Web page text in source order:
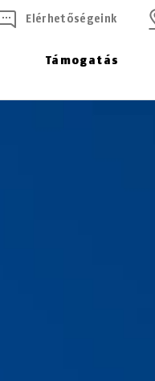
Támogatás
Elérhetőségeink